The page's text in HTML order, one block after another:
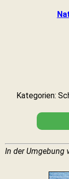
Kategorien:
In der Umgebung